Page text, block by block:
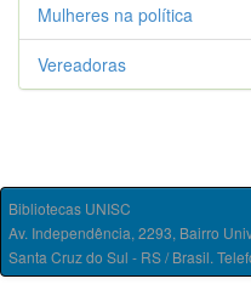
Mulheres na política
Vereadoras
Bibliotecas UNISC
Av. Independência, 2293, Bairro
Santa Cruz do Sul - RS / Brasil.